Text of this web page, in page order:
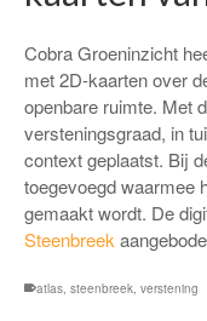
Cobra Groeninzicht
met 2D-kaarten over
openbare ruimte. Met
versteningsgraad, in
context geplaatst. Bij
toegevoegd waarmee
gemaakt wordt. De
Steenbreek
atlas, steenbreek, verstening